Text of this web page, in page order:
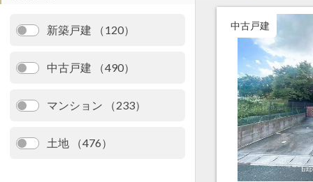
新築戸建 （120）
中古戸建 （490）
マンション （233）
土地 （476）
中古戸建